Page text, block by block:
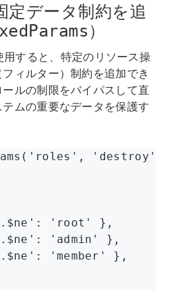
定データ制約を追
）
用すると、特定のリソース操
ィルター）制約を追加でき
ルの制限をバイパスして直
ムの重要なデータを保護す
( 'roles' , 'destroy'
: 'root' } ,
: 'admin' } ,
: 'member' } ,